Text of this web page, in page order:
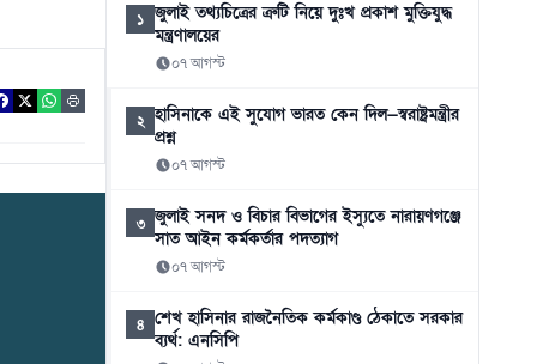
১ জুলাই তথ্যচিত্রের ত্রুটি নিয়ে দুঃখ প্রকাশ মুক্তিযুদ্ধ
মন্ত্রণালয়ের
০৭ আগস্ট
২ হাসিনাকে এই সুযোগ ভারত কেন দিল—স্বরাষ্ট্রমন্ত্রীর
প্রশ্ন
০৭ আগস্ট
৩ জুলাই সনদ ও বিচার বিভাগের ইস্যুতে নারায়ণগঞ্জে
সাত আইন কর্মকর্তার পদত্যাগ
০৭ আগস্ট
৪ শেখ হাসিনার রাজনৈতিক কর্মকাণ্ড ঠেকাতে সরকার
ব্যর্থ: এনসিপি